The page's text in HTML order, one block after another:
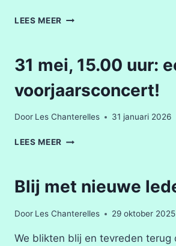
LEES MEER ARTIKEL
CONCERT
31
31 mei, 15.00 uur:
voorjaarsconcert!
Door Les Chanterelles 31 januari 2026
LEES MEER 31
EEN
VOORJAARSCONCERT!
Blij met nieuwe
Door Les Chanterelles 29 oktober 2025
We blikten blij en tevreden terug